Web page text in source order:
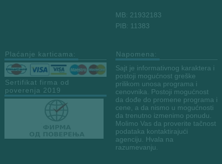
MB: 21932183
PIB: 11383
Plaćanje karticama:
Sertifikat firma od
poverenja 2019
Napomena:
Sajt je informativnog karaktera i
postoji mogućnost greške
prilikom unosa programa i
cenovnika. Postoji mogućnost
da dođe do promene programa i
cene, a da nismo u mogućnosti
da trenutno izmenimo ponudu.
Molimo Vas da proverite tačnost
podataka kontaktirajući
agenciju. Hvala na
razumevanju.